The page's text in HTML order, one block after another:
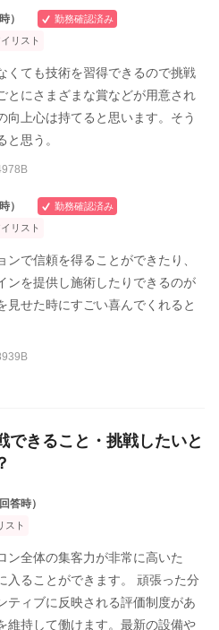
）
勤務確認済み
リスト
くても技術を習得できるので挑戦
とにさまざまな賞などが用意され
向上心は持てると思います。そう
思う。
）
勤務確認済み
リスト
で信頼を得ることができたり、
ンを提供し施術したりできるのが
見せた時にすごい喜んでくれると
できること・挑戦したいと
答時）
スト
ン全体の集客力が非常に高いた
入ることができます。 頑張った分
ティブに反映される評価制度があ
維持して働けます。最新の設備や